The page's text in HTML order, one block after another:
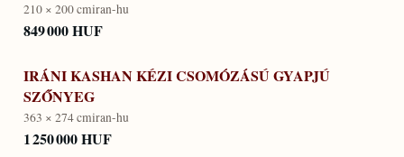
210 × 200 cmiran-hu
849 000 HUF
IRÁNI KASHAN KÉZI CSOMÓZÁSÚ GYAPJÚ
SZŐNYEG
363 × 274 cmiran-hu
1 250 000 HUF